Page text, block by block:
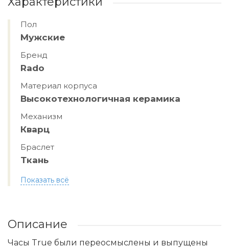
Пол
Мужские
Бренд
Rado
Материал корпуса
Высокотехнологичная керамика
Механизм
Кварц
Браслет
Ткань
Показать всё
Описание
Часы True были переосмыслены и выпущены